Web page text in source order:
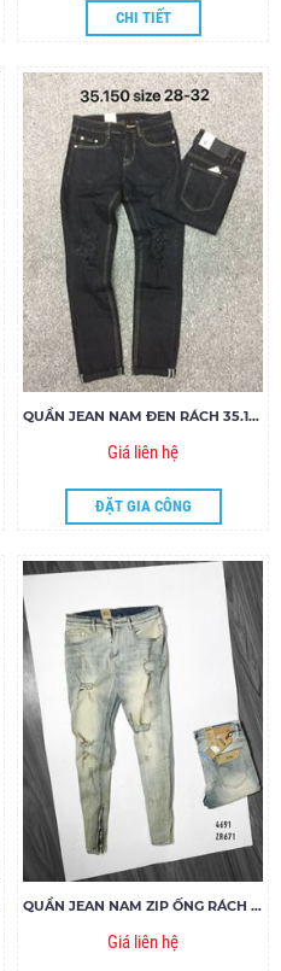
CHI TIẾT
QUẦN JEAN NAM ĐEN RÁCH 35.150
Giá liên hệ
ĐẶT GIA CÔNG
QUẦN JEAN NAM ZIP ỐNG RÁCH ZR671
Giá liên hệ